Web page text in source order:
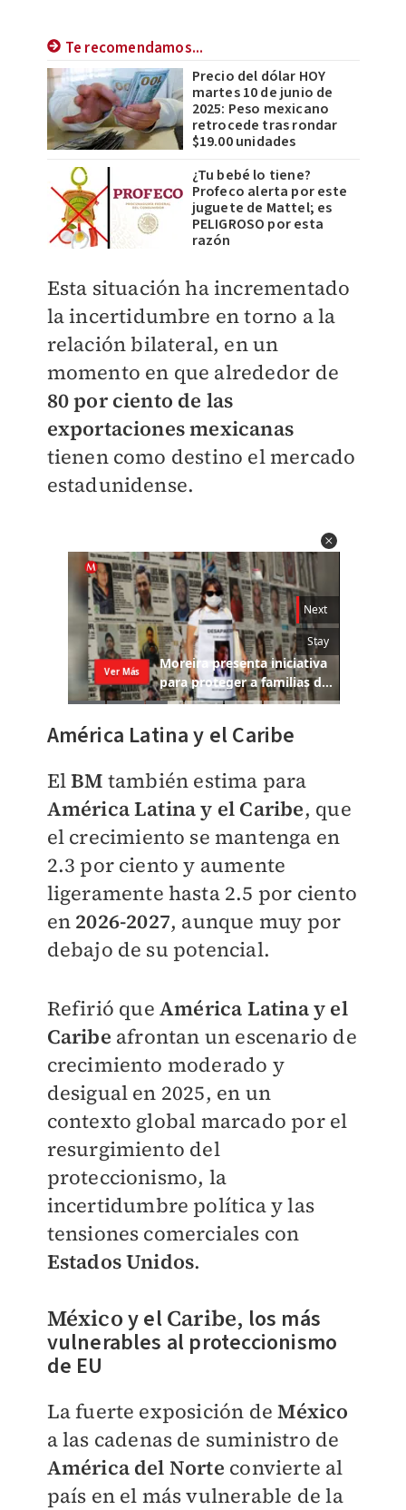
Te recomendamos...
Precio del dólar HOY
martes 10 de junio de
2025: Peso mexicano
retrocede tras rondar
$19.00 unidades
¿Tu bebé lo tiene?
Profeco alerta por este
juguete de Mattel; es
PELIGROSO por esta
razón
Esta situación ha incrementado
la incertidumbre en torno a la
relación bilateral, en un
momento en que alrededor de
80 por ciento de las
exportaciones mexicanas
tienen como destino el mercado
estadunidense.
América Latina y el Caribe
ElBM también estima para
América Latina y el Caribe, que
el crecimiento se mantenga en
2.3 por ciento y aumente
ligeramente hasta 2.5 por ciento
en 2026-2027, aunque muy por
debajo de su potencial.
Refirió que América Latina y el
Caribe afrontan un escenario de
crecimiento moderado y
desigual en 2025, en un
contexto global marcado por el
resurgimiento del
proteccionismo, la
incertidumbre política y las
tensiones comerciales con
Estados Unidos.
Méxicoy elCaribe, los más
vulnerables al proteccionismo
de EU
La fuerte exposición deMéxico
a las cadenas de suministro de
América del Norte convierte al
país en el más vulnerable de la